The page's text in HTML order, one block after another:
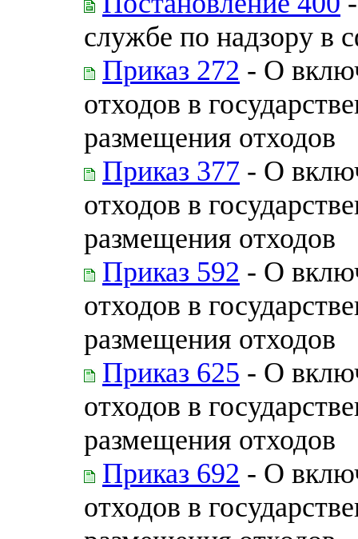
службе по надзору в
Приказ 272 - О
отходов в
размещения отходов
Приказ 377 - О
отходов в
размещения отходов
Приказ 592 - О
отходов в
размещения отходов
Приказ 625 - О
отходов в
размещения отходов
Приказ 692 - О
отходов в